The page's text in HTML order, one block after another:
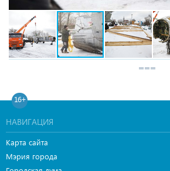
16+
НАВИГАЦИЯ
Карта сайта
Мэрия города